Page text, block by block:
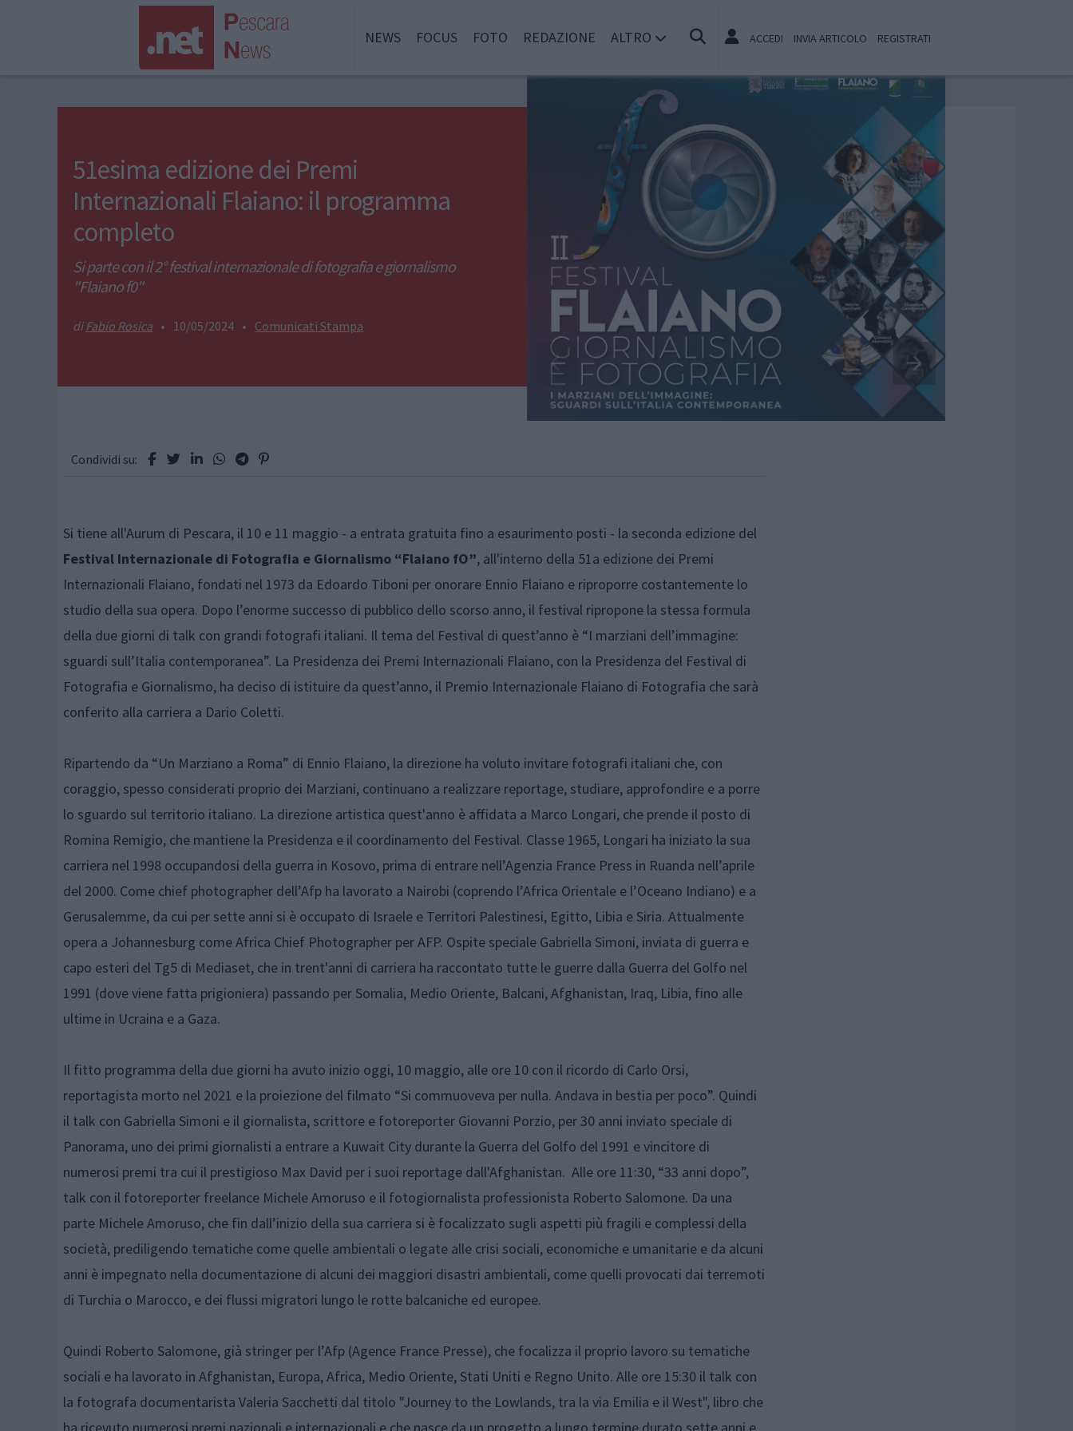
NEWS FOCUS FOTO REDAZIONE ALTRO ACCEDI INVIA ARTICOLO REGISTRATI
51esima edizione dei Premi
Internazionali Flaiano: il programma
completo
Si parte con il 2° festival internazionale di fotografia e giornalismo
"Flaiano f0"
Fabio Rosica • 10/05/2024 • Comunicati Stampa
Condividi su:
Si tiene all'Aurum di Pescara, il 10 e 11 maggio - a entrata gratuita fino a esaurimento posti - la seconda edizione del
Festival Internazionale di Fotografia e Giornalismo “Flaiano fO”, all'interno della 51a edizione dei Premi
Internazionali Flaiano, fondati nel 1973 da Edoardo Tiboni per onorare Ennio Flaiano e riproporre costantemente lo
studio della sua opera. Dopo l’enorme successo di pubblico dello scorso anno, il festival ripropone la stessa formula
della due giorni di talk con grandi fotografi italiani. Il tema del Festival di quest’anno è “I marziani dell’immagine:
sguardi sull’Italia contemporanea”. La Presidenza dei Premi Internazionali Flaiano, con la Presidenza del Festival di
Fotografia e Giornalismo, ha deciso di istituire da quest’anno, il Premio Internazionale Flaiano di Fotografia che sarà
conferito alla carriera a Dario Coletti.
Ripartendo da “Un Marziano a Roma” di Ennio Flaiano, la direzione ha voluto invitare fotografi italiani che, con
coraggio, spesso considerati proprio dei Marziani, continuano a realizzare reportage, studiare, approfondire e a porre
lo sguardo sul territorio italiano. La direzione artistica quest'anno è affidata a Marco Longari, che prende il posto di
Romina Remigio, che mantiene la Presidenza e il coordinamento del Festival. Classe 1965, Longari ha iniziato la sua
carriera nel 1998 occupandosi della guerra in Kosovo, prima di entrare nell’Agenzia France Press in Ruanda nell’aprile
del 2000. Come chief photographer dell’Afp ha lavorato a Nairobi (coprendo l’Africa Orientale e l’Oceano Indiano) e a
Gerusalemme, da cui per sette anni si è occupato di Israele e Territori Palestinesi, Egitto, Libia e Siria. Attualmente
opera a Johannesburg come Africa Chief Photographer per AFP. Ospite speciale Gabriella Simoni, inviata di guerra e
capo esteri del Tg5 di Mediaset, che in trent'anni di carriera ha raccontato tutte le guerre dalla Guerra del Golfo nel
1991 (dove viene fatta prigioniera) passando per Somalia, Medio Oriente, Balcani, Afghanistan, Iraq, Libia, fino alle
ultime in Ucraina e a Gaza.
Il fitto programma della due giorni ha avuto inizio oggi, 10 maggio, alle ore 10 con il ricordo di Carlo Orsi,
reportagista morto nel 2021 e la proiezione del filmato “Si commuoveva per nulla. Andava in bestia per poco”. Quindi
il talk con Gabriella Simoni e il giornalista, scrittore e fotoreporter Giovanni Porzio, per 30 anni inviato speciale di
Panorama, uno dei primi giornalisti a entrare a Kuwait City durante la Guerra del Golfo del 1991 e vincitore di
numerosi premi tra cui il prestigioso Max David per i suoi reportage dall'Afghanistan. Alle ore 11:30, “33 anni dopo”,
talk con il fotoreporter freelance Michele Amoruso e il fotogiornalista professionista Roberto Salomone. Da una
parte Michele Amoruso,che fin dall’inizio della sua carriera si è focalizzato sugli aspetti più fragili e complessi della
società, prediligendo tematiche come quelle ambientali o legate alle crisi sociali, economiche e umanitarie e da alcuni
anni è impegnato nella documentazione di alcuni dei maggiori disastri ambientali, come quelli provocati dai terremoti
di Turchia o Marocco, e dei flussi migratori lungo le rotte balcaniche ed europee.
Quindi Roberto Salomone, già stringer per l’Afp (Agence France Presse), che focalizza il proprio lavoro su tematiche
sociali e ha lavorato in Afghanistan, Europa, Africa, Medio Oriente, Stati Uniti e Regno Unito. Alle ore 15:30il talk con
la fotografa documentarista Valeria Sacchetti dal titolo "Journey to the Lowlands, tra la via Emilia e il West", libro che